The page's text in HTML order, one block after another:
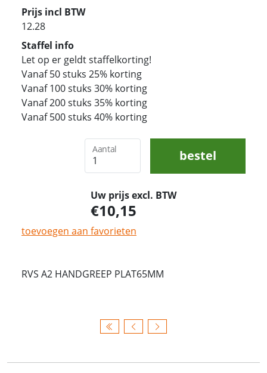
Prijs incl BTW
12.28
Staffel info
Let op er geldt staffelkorting!
Vanaf 50 stuks 25% korting
Vanaf 100 stuks 30% korting
Vanaf 200 stuks 35% korting
Vanaf 500 stuks 40% korting
Aantal bestel
Uw prijs excl. BTW
10,15
toevoegen aan favorieten
RVS A2 HANDGREEP PLAT65MM